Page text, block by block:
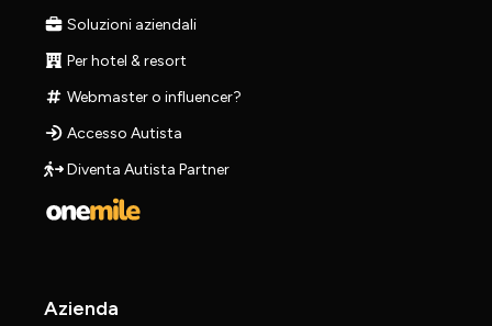
Soluzioni aziendali
Per hotel & resort
Webmaster o influencer?
Accesso Autista
Diventa Autista Partner
Azienda